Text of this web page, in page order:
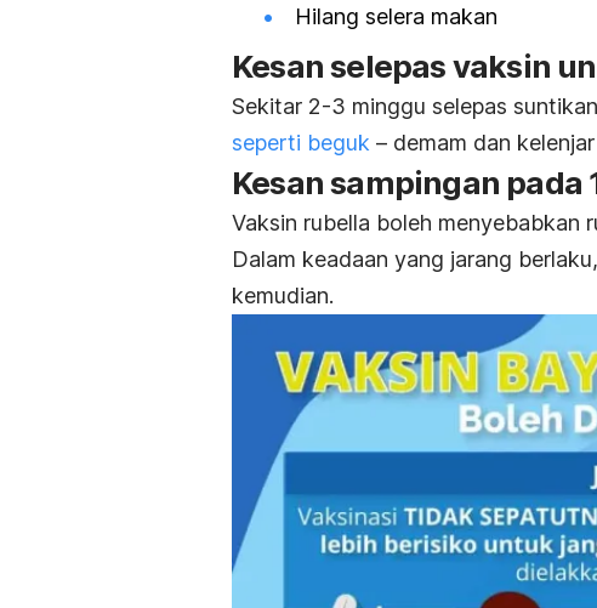
Hilang selera makan
Kesan selepas vaksin
Sekitar 2-3 minggu selepas
seperti beguk – demam dan
Kesan sampingan pada
Vaksin rubella boleh menyebabkan
Dalam keadaan yang jarang
kemudian.